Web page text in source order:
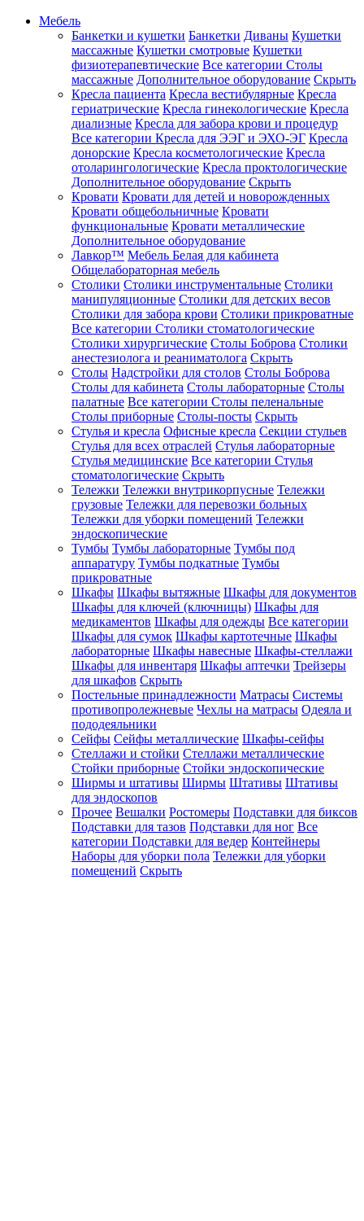
Мебель
Банкетки и кушетки Банкетки Диваны Кушетки
массажные Кушетки смотровые Кушетки
физиотерапевтические Все категории Столы
массажные Дополнительное оборудование Скрыть
Кресла пациента Кресла вестибулярные Кресла
гериатрические Кресла гинекологические Кресла
диализные Кресла для забора крови и процедур
Все категории Кресла для ЭЭГ и ЭХО-ЭГ Кресла
донорские Кресла косметологические Кресла
отоларингологические Кресла проктологические
Дополнительное оборудование Скрыть
Кровати Кровати для детей и новорожденных
Кровати общебольничные Кровати
функциональные Кровати металлические
Дополнительное оборудование
Лавкор™ Мебель Белая для кабинета
Общелабораторная мебель
Столики Столики инструментальные Столики
манипуляционные Столики для детских весов
Столики для забора крови Столики прикроватные
Все категории Столики стоматологические
Столики хирургические Столы Боброва Столики
анестезиолога и реаниматолога Скрыть
Столы Надстройки для столов Столы Боброва
Столы для кабинета Столы лабораторные Столы
палатные Все категории Столы пеленальные
Столы приборные Столы-посты Скрыть
Стулья и кресла Офисные кресла Секции стульев
Стулья для всех отраслей Стулья лабораторные
Стулья медицинские Все категории Стулья
стоматологические Скрыть
Тележки Тележки внутрикорпусные Тележки
грузовые Тележки для перевозки больных
Тележки для уборки помещений Тележки
эндоскопические
Тумбы Тумбы лабораторные Тумбы под
аппаратуру Тумбы подкатные Тумбы
прикроватные
Шкафы Шкафы вытяжные Шкафы для документов
Шкафы для ключей (ключницы) Шкафы для
медикаментов Шкафы для одежды Все категории
Шкафы для сумок Шкафы картотечные Шкафы
лабораторные Шкафы навесные Шкафы-стеллажи
Шкафы для инвентаря Шкафы аптечки Трейзеры
для шкафов Скрыть
Постельные принадлежности Матрасы Системы
противопролежневые Чехлы на матрасы Одеяла и
пододеяльники
Сейфы Сейфы металлические Шкафы-сейфы
Стеллажи и стойки Стеллажи металлические
Стойки приборные Стойки эндоскопические
Ширмы и штативы Ширмы Штативы Штативы
для эндоскопов
Прочее Вешалки Ростомеры Подставки для биксов
Подставки для тазов Подставки для ног Все
категории Подставки для ведер Контейнеры
Наборы для уборки пола Тележки для уборки
помещений Скрыть